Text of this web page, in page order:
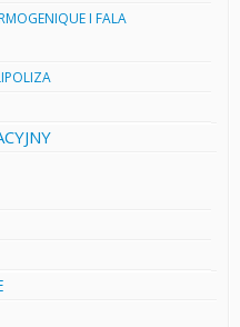
I FALA